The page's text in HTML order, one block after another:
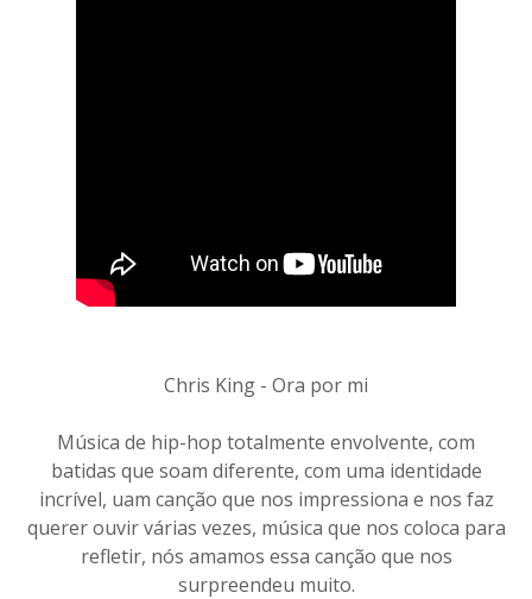
Chris King - Ora por mi
Música de hip-hop totalmente envolvente, com
batidas que soam diferente, com uma identidade
incrível, uam canção que nos impressiona e nos faz
querer ouvir várias vezes, música que nos coloca para
refletir, nós amamos essa canção que nos
surpreendeu muito.